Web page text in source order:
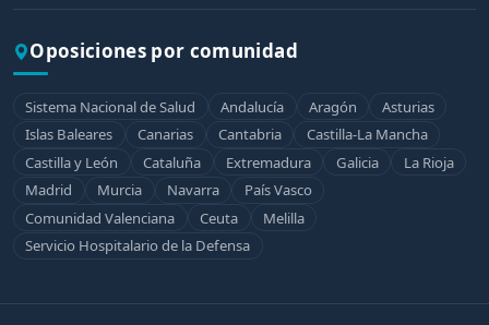
Oposiciones por comunidad
Sistema Nacional de Salud Andalucía Aragón
Asturias
Islas Baleares
Canarias Cantabria
Castilla-La Mancha
Castilla y León
Cataluña Extremadura Galicia
La Rioja
Madrid
Murcia Navarra
País Vasco
Comunidad Valenciana
Ceuta
Melilla
Servicio Hospitalario de la Defensa